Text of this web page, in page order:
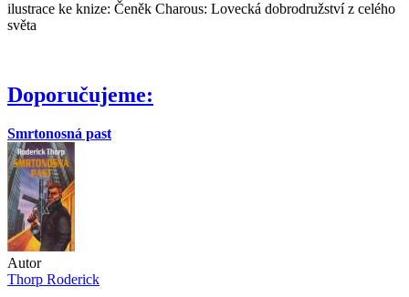
ilustrace ke knize: Čeněk Charous: Lovecká dobrodružství z celého
světa
Doporučujeme:
Smrtonosná past
Autor
Thorp Roderick